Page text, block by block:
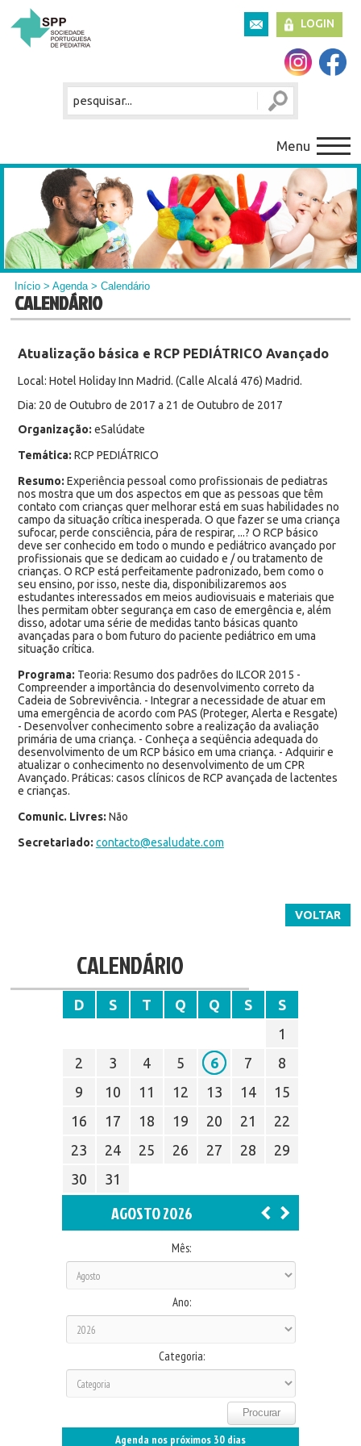
LOGIN
Menu
Início >Agenda> Calendário
CALENDÁRIO
Atualização básica e RCP PEDIÁTRICO Avançado
Local: Hotel Holiday Inn Madrid. (Calle Alcalá 476) Madrid.
Dia: 20 de Outubro de 2017 a 21 de Outubro de 2017
Organização: eSalúdate
Temática: RCP PEDIÁTRICO
Resumo: Experiência pessoal como profissionais de pediatras
nos mostra que um dos aspectos em que as pessoas que têm
contato com crianças quer melhorar está em suas habilidades no
campo da situação crítica inesperada. O que fazer se uma criança
sufocar, perde consciência, pára de respirar, ...? O RCP básico
deve ser conhecido em todo o mundo e pediátrico avançado por
profissionais que se dedicam ao cuidado e / ou tratamento de
crianças. O RCP está perfeitamente padronizado, bem como o
seu ensino, por isso, neste dia, disponibilizaremos aos
estudantes interessados em meios audiovisuais e materiais que
lhes permitam obter segurança em caso de emergência e, além
disso, adotar uma série de medidas tanto básicas quanto
avançadas para o bom futuro do paciente pediátrico em uma
situação crítica.
Programa: Teoria: Resumo dos padrões do ILCOR 2015 -
Compreender a importância do desenvolvimento correto da
Cadeia de Sobrevivência. - Integrar a necessidade de atuar em
uma emergência de acordo com PAS (Proteger, Alerta e Resgate)
- Desenvolver conhecimento sobre a realização da avaliação
primária de uma criança. - Conheça a seqüência adequada do
desenvolvimento de um RCP básico em uma criança. - Adquirir e
atualizar o conhecimento no desenvolvimento de um CPR
Avançado. Práticas: casos clínicos de RCP avançada de lactentes
e crianças.
Comunic. Livres: Não
Secretariado: contacto@esaludate.com
VOLTAR
CALENDÁRIO
D S T Q Q S
S
1
2
3 4 5 6 7
8
9
10 11 12 13 14
15
16
17 18 19 20 21
22
23
24 25 26 27 28
29
30
31
AGOSTO 2026
Mês:
Ano:
Categoria:
Agenda nos próximos 30 dias